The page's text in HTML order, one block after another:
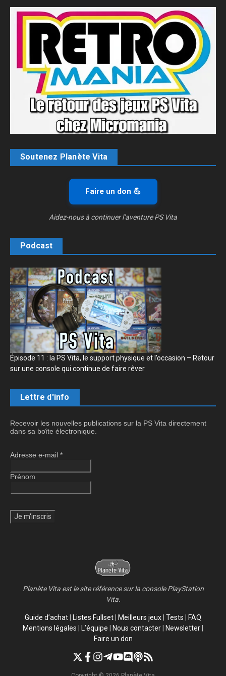
Soutenez Planète Vita
Faire un don 💪
Aidez-nous à continuer l’aventure PS Vita
Podcast
Épisode 11 : la PS Vita, le support physique et l’occasion – Retour
sur une console qui continue de faire rêver
Lettre d'info
Recevoir les nouvelles publications sur la PS Vita directement
dans sa boîte électronique.
Adresse e-mail *
Prénom
Planète Vita est le site référence sur la console PlayStation
Vita.
Guide d’achat Listes Fullset Meilleurs jeux Tests
FAQ
Mentions légales
L’équipe Nous contacter Newsletter
Faire un don